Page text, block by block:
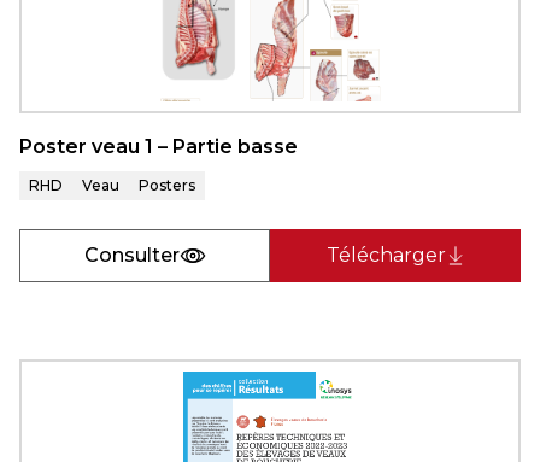
Poster veau 1 – Partie basse
RHD Veau Posters
Consulter Télécharger